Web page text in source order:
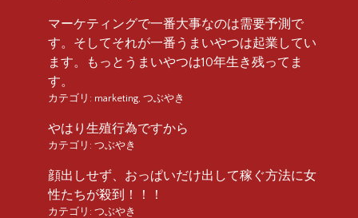
マーケティングで一番大事なのは需要予測で
す。そしてそれが一番うまいやつは起業してい
ます。もっとうまいやつは10年生き残ってま
す。
カテゴリ: marketing, つぶやき
やはり生殖行為ですから
カテゴリ: つぶやき
顔出しせず、おっぱいだけ出して稼ぐ方法に女
性たちが殺到！！！
カテゴリ: つぶやき